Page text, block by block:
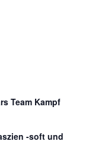
Team Kampf
-soft und